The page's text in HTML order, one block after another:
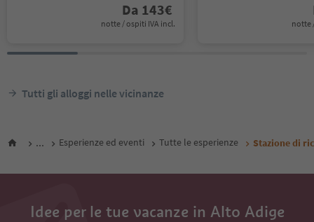
Da 143€
notte / ospiti IVA incl. notte
Tutti gli alloggi nelle vicinanze
... Esperienze ed eventi Tutte le esperienze Stazione di
Idee per le tue vacanze in Alto Adige